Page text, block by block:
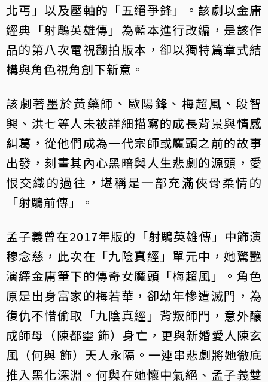
北丐」以及壓軸的「五絕爭鋒」。該劇以金庸
經典「射鵰英雄傳」為藍本進行改編，是該作
品的第八次電視翻拍版本，卻以獨特篇章式結
構與角色視角創下新意。
該劇著墨於黃藥師、歐陽鋒、梅超風、段智
興、洪七等人未被詳細描寫的成長背景與情感
糾葛，從他們成為一代宗師或魔頭之前的故事
出發，刻畫其內心黑暗與人生悲劇的源頭，愛
恨交織的過往，堪稱是一部充滿俠骨柔情的
「射鵰前傳」。
孟子義曾在2017年版的「射鵰英雄傳」中飾演
穆念慈，此次在「九陰真經」單元中，她驚艷
演繹金庸筆下的傳奇女魔頭「梅超風」。角色
原是出身富家的梅若華，卻幼年慘遭滅門，為
復仇不惜偷取「九陰真經」背叛師門，意外釀
成師母（陳都靈 飾）身亡，更與新婚愛人陳玄
風（何與 飾）天人永隔。一連串悲劇將她徹底
推入黑化深淵。何與在她懷中氣絕、孟子義雙